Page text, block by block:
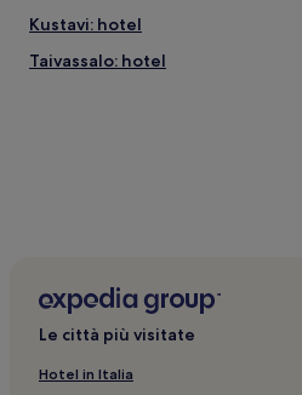
Kustavi: hotel
Taivassalo: hotel
Le città più visitate
Hotel in Italia